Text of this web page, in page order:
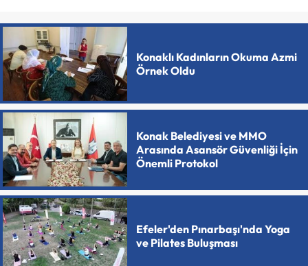
Konaklı Kadınların Okuma Azmi
Örnek Oldu
Konak Belediyesi ve MMO
Arasında Asansör Güvenliği İçin
Önemli Protokol
Efeler'den Pınarbaşı'nda Yoga
ve Pilates Buluşması